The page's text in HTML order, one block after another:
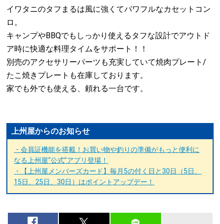
イワタニのタフまるは風に強くてパワフルなカセットコン
ロ。
キャンプやBBQでもしっかり使えるタフな設計でアウトド
ア時に快適な料理タイムをサポート！！
別売のアクセサリーパーツも充実していて焼肉プレート/
たこ焼きプレートも在庫しております。
家でも外でも使える、頼れる一台です。
上州屋からのお知らせ
・会員証機能を搭載！お買い物や釣りの準備がもっと便利に
なる上州屋“公式”アプリ登場！
・【上州屋メンバーズカード】毎月5の付く日と30日（5日、
15日、25日、30日）はポイントアップデー！